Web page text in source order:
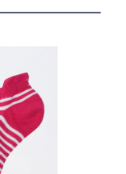
用戶狀況，依本公司即
發現惡意使用之情形，
並採取法律行動。